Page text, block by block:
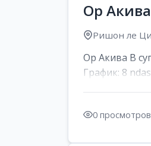
Ор Акива
Ришон ле
Ор Акива В
График: 8
0 просмотров